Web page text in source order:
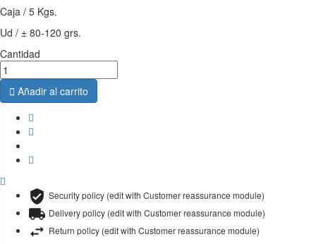
Caja / 5 Kgs.
Ud / ± 80-120 grs.
Cantidad
 Añadir al carrito
Security policy (edit with Customer reassurance module)
Delivery policy (edit with Customer reassurance module)
Return policy (edit with Customer reassurance module)